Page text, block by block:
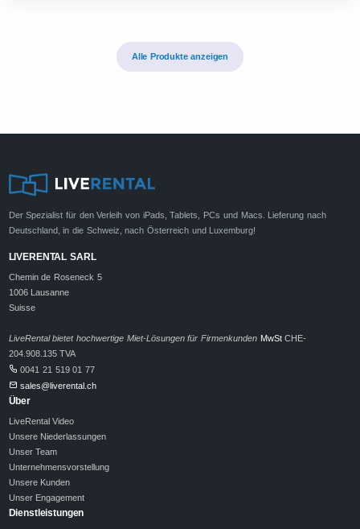
Alle Produkte anzeigen
Der Spezialist für den Verleih von iPads, Tablets, PCs und Macs. Lieferung nach
Deutschland, in die Schweiz, nach Österreich und Luxemburg!
LIVERENTAL SARL
Chemin de Roseneck 5
1006 Lausanne
Suisse
LiveRental bietet hochwertige Miet-Lösungen für Firmenkunden MwStCHE-
204.908.135 TVA
0041 21 519 01 77
sales@liverental.ch
Über
LiveRental Video
Unsere Niederlassungen
Unser Team
Unternehmensvorstellung
Unsere Kunden
Unser Engagement
Dienstleistungen